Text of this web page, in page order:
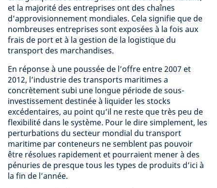
et la majorité des entreprises ont des chaînes
d’approvisionnement mondiales. Cela signifie que de
nombreuses entreprises sont exposées à la fois aux
frais de port et à la gestion de la logistique du
transport des marchandises.
En réponse à une poussée de l’offre entre 2007 et
2012, l’industrie des transports maritimes a
concrètement subi une longue période de sous-
investissement destinée à liquider les stocks
excédentaires, au point qu’il ne reste que très peu de
flexibilité dans le système. Pour le dire simplement, les
perturbations du secteur mondial du transport
maritime par conteneurs ne semblent pas pouvoir
être résolues rapidement et pourraient mener à des
pénuries de presque tous les types de produits d’ici à
la fin de l’année.